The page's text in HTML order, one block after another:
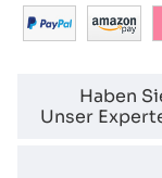
Haben
Unser